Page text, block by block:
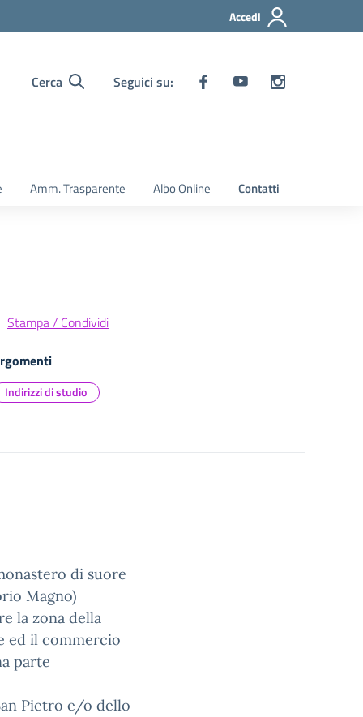
Accedi
Cerca Seguici su:
Amm. Trasparente Albo Online Contatti
Stampa / Condividi
Indirizzi di studio
di suore
Magno)
la zona della
ed il commercio
parte
Pietro e/o dello